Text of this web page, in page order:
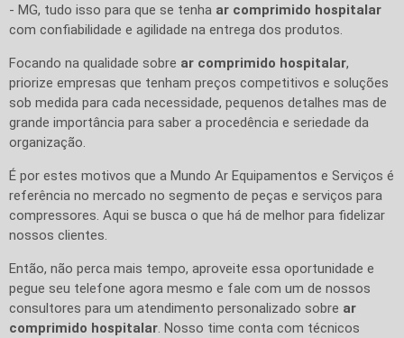
- MG, tudo isso para que se tenha ar comprimido hospitalar
com confiabilidade e agilidade na entrega dos produtos.
Focando na qualidade sobre ar comprimido hospitalar,
priorize empresas que tenham preços competitivos e soluções
sob medida para cada necessidade, pequenos detalhes mas de
grande importância para saber a procedência e seriedade da
organização.
É por estes motivos que a Mundo Ar Equipamentos e Serviços é
referência no mercado no segmento de peças e serviços para
compressores. Aqui se busca o que há de melhor para fidelizar
nossos clientes.
Então, não perca mais tempo, aproveite essa oportunidade e
pegue seu telefone agora mesmo e fale com um de nossos
consultores para um atendimento personalizado sobre ar
comprimido hospitalar. Nosso time conta com técnicos